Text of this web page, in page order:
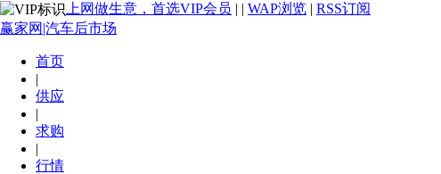
上网做生意，首选VIP会员 | | WAP浏览 | RSS订阅
赢家网|汽车后市场
首页
|
供应
|
求购
|
行情